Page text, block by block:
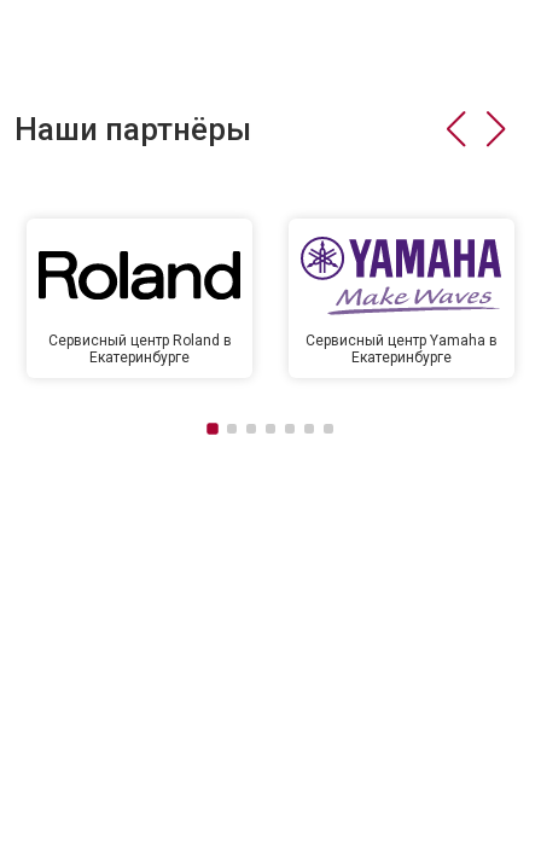
Наши партнёры
Сервисный центр Roland в
Екатеринбурге
Сервисный центр Yamaha в
Екатеринбурге